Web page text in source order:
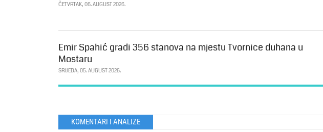
ČETVRTAK, 06. AUGUST 2026.
Emir Spahić gradi 356 stanova na mjestu Tvornice duhana u
Mostaru
SRIJEDA, 05. AUGUST 2026.
KOMENTARI I ANALIZE